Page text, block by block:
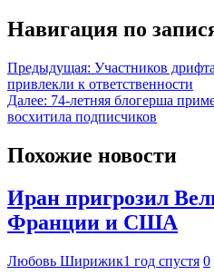
Навигация по
Предыдущая: Участников
привлекли к ответственности
Далее: 74-летняя блогерша
восхитила подписчиков
Похожие новости
Иран пригрозил
Франции и США
Любовь Ширижик1 год спустя 0